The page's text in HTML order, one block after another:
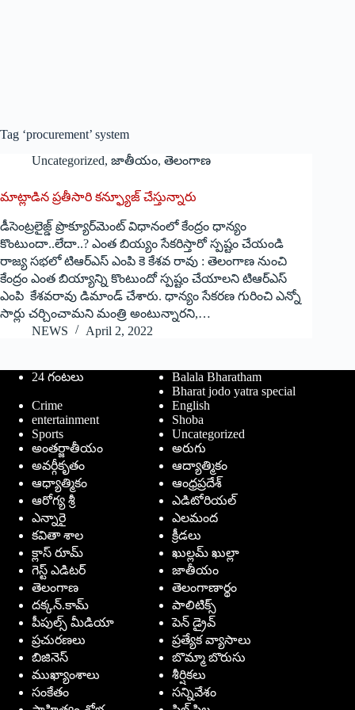
Tag ‘procurement’ system
Uncategorized, జాతీయం, తెలంగాణ
మాట్లాడిన ప్రతీసారి కన్ఫ్యూజ్‌ ‌చేస్తున్నారు
డీసెంట్రలైజ్డ్ ‌ప్రొక్యూర్‌మెంట్‌ ‌విధానంలో కేంద్రం ధాన్యం
కొంటుందా..లేదా..? ఎంత బియ్యం సేకరిస్తారో స్పష్టం చేయండి
రాజ్య సభలో టిఆర్‌ఎస్‌ ఎం‌పి కె కేశవ రావు : తెలంగాణ నుంచి
కేంద్రం ఎంత బియ్యాన్ని కొంటుందో స్పష్టం చేయాలని టిఆర్‌ఎస్‌
ఎం‌పి కేశవరావు డిమాండ్‌ ‌చేశారు. ధాన్యం సేకరణ గురించి ఎన్నో
సార్లు చర్చించామని మంత్రి అంటున్నారని,…
NEWS
April 2, 2022
24 గంటలు
Balala Bharatham
Bharat jodo yatra special
Crime
English
entertainment
Shoba
Sports
Uncategorized
అంతర్జాతీయం
అరుగు
అవర్గీకృతం
ఆద్యాత్మికం
ఆధ్యాత్మికం
ఆంధ్రప్రదేశ్
ఆరోగ్య శ్రీ
ఎడిటోరియల్
ఎన్నారై
ఎలమంద
కవితా శాల
క్రీడలు
క్లాస్ రూమ్
ఖుల్లమ్ ఖుల్లా
గెస్ట్ ఎడిటర్
జాతీయం
తెలంగాణ
తెలంగాణార్థం
దక్కన్.కామ్
పాలిటిక్స్
పీపుల్స్ ‌మీడియా
పెన్ డ్రైవ్
ప్రచురణలు
ప్రత్యేక వ్యాసాలు
బిజినెస్
బొమ్మా బొరుసు
ముఖ్యాంశాలు
శీర్షికలు
సంకేతం
సన్నివేశం